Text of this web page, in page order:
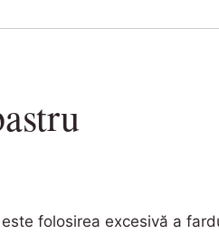
folosirea excesivă a